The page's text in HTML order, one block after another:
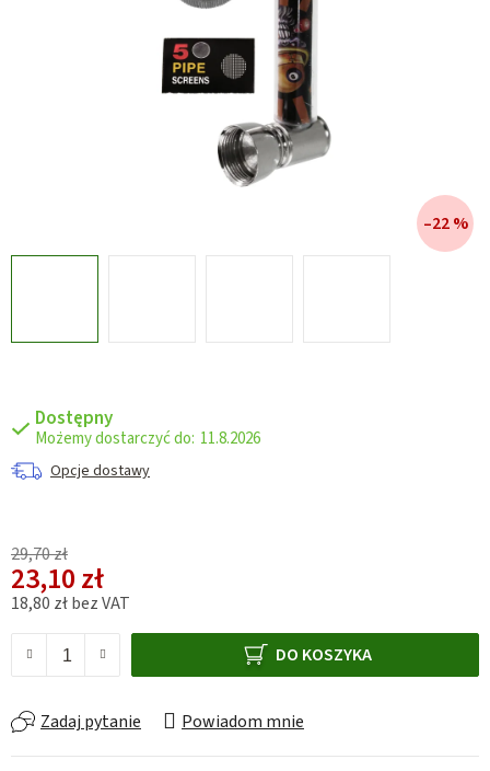
Dostępny
11.8.2026
Opcje dostawy
29,70 zł
23,10 zł
18,80 zł bez VAT
DO KOSZYKA
Zadaj pytanie Powiadom mnie
–22 %